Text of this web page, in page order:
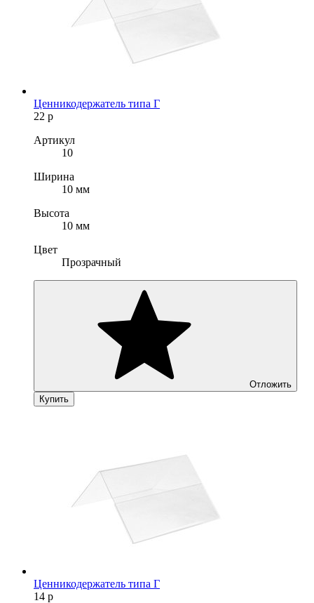
Ценникодержатель типа Г
22 р
Артикул
10
Ширина
10 мм
Высота
10 мм
Цвет
Прозрачный
Отложить
Купить
Ценникодержатель типа Г
14 р